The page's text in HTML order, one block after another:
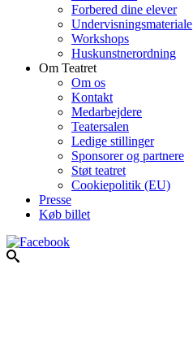
Forbered dine elever
Undervisningsmateriale
Workshops
Huskunstnerordning
Om Teatret
Om os
Kontakt
Medarbejdere
Teatersalen
Ledige stillinger
Sponsorer og partnere
Støt teatret
Cookiepolitik (EU)
Presse
Køb billet